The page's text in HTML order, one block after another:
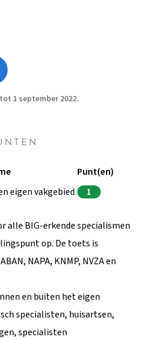
1 september 2022.
Punt(en)
eigen vakgebied
1
alle BIG-erkende specialismen
op. De toets is
NAPA, KNMP, NVZA en
en buiten het eigen
specialisten, huisartsen,
specialisten